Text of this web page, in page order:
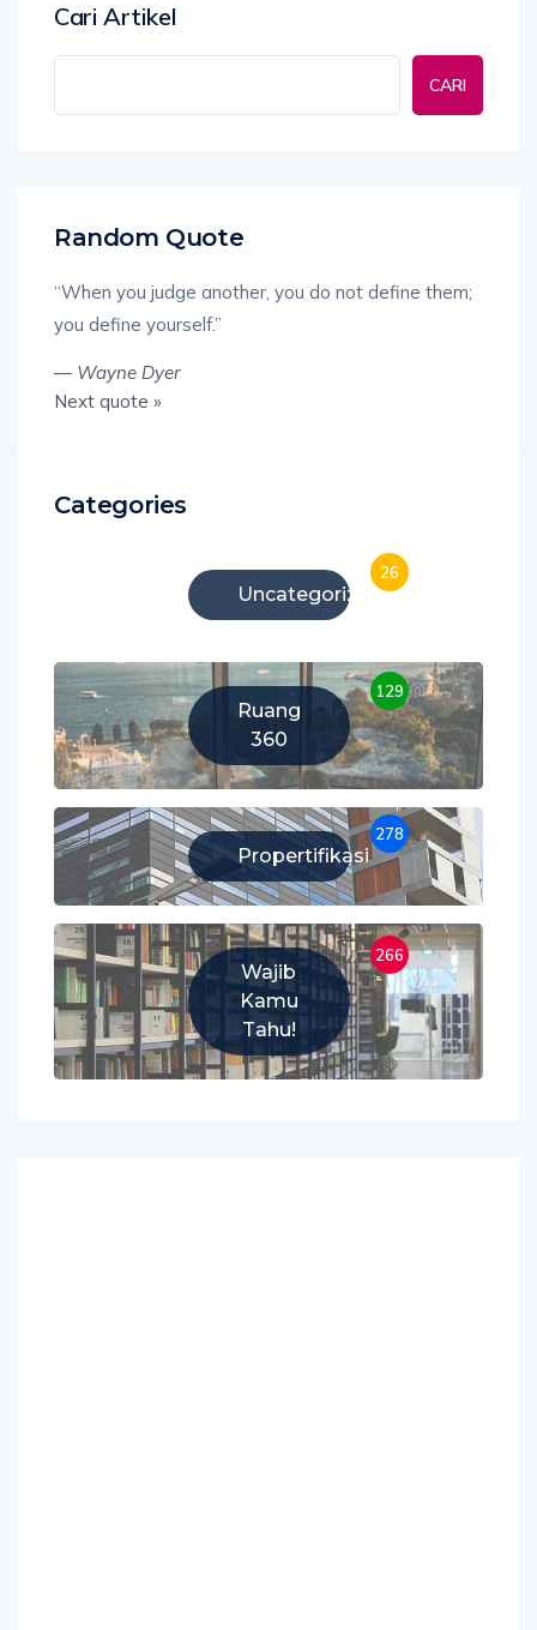
Cari Artikel
CARI
Random Quote
“When you judge another, you do not define them;
you define yourself.”
— Wayne Dyer
Next quote »
Categories
Uncategorized
26
Ruang
360
129
Propertifikasi
278
Wajib
Kamu
Tahu!
266